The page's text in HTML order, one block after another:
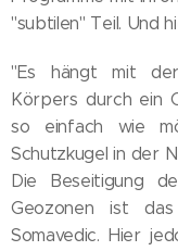
"subtilen" Teil. Und
"Es hängt mit der
Körpers durch ein
so einfach wie
Schutzkugel in der
Die Beseitigung
Geozonen ist
Somavedic. Hier